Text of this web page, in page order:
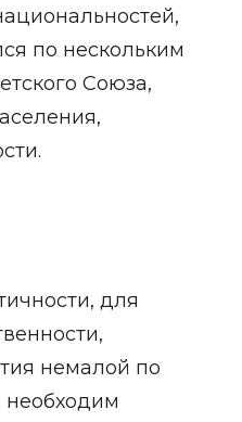
по нескольким
Союза,
для
немалой по
необходим